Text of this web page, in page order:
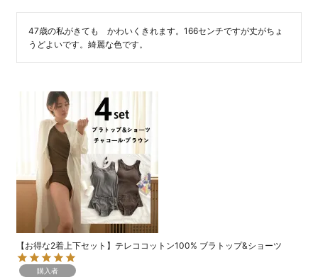
47歳の私がきても　かわいくきれます。166センチですが丈がちょ
うどよいです。綺麗な色です。
【お得な2着上下セット】テレココットン100% ブラトップ&ショーツ
購入者